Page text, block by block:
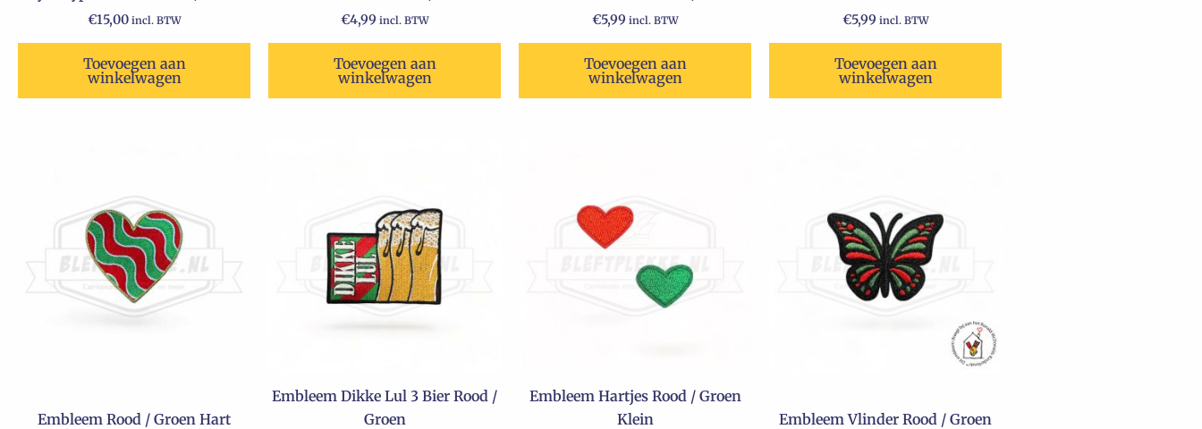
€15,00 incl. BTW
Toevoegen aan
winkelwagen
€4,99 incl. BTW
Toevoegen aan
winkelwagen
€5,99 incl. BTW
Toevoegen aan
winkelwagen
€5,99 incl. BTW
Toevoegen aan
winkelwagen
Embleem Rood / Groen Hart
Embleem Dikke Lul 3 Bier Rood /
Groen
Embleem Hartjes Rood / Groen
Klein
Embleem Vlinder Rood / Groen